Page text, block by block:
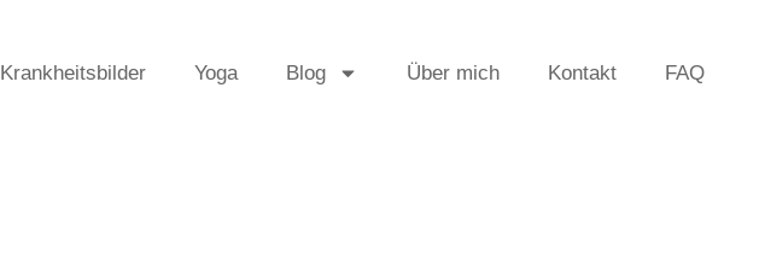
Krankheitsbilder Yoga Blog Über mich Kontakt FAQ